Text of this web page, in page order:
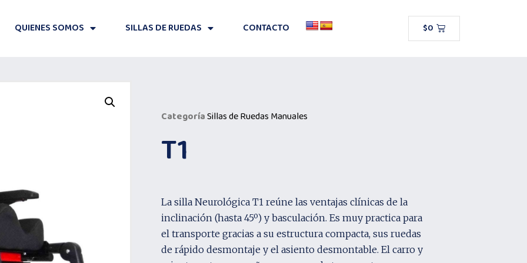
QUIENES SOMOS SILLAS DE RUEDAS CONTACTO $0
CategoríaSillas de Ruedas Manuales
T1
La silla Neurológica T1 reúne las ventajas clínicas de la
inclinación (hasta 45º) y basculación. Es muy practica para
el transporte gracias a su estructura compacta, sus ruedas
de rápido desmontaje y el asiento desmontable. El carro y